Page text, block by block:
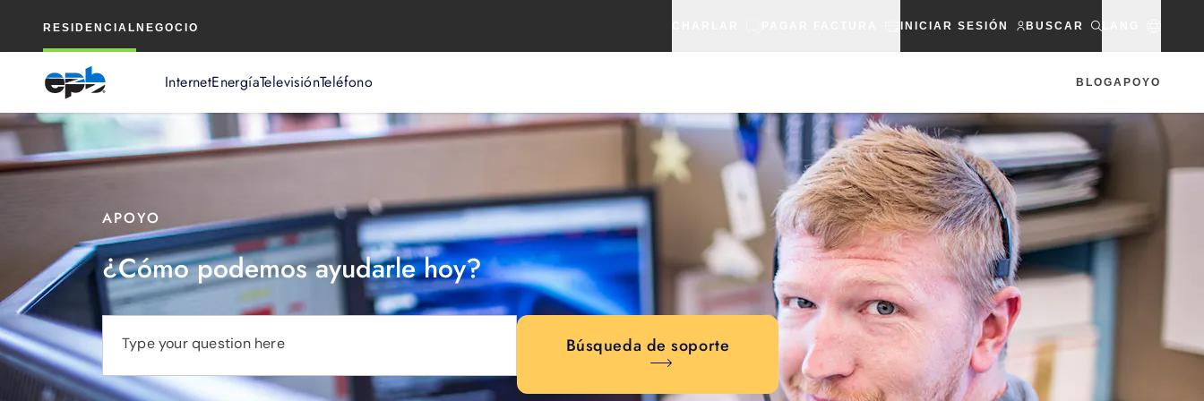
RESIDENCIAL NEGOCIO INICIAR SESIÓN BUSCAR
InternetEnergíaTelevisiónTeléfono BLOGAPOYO
principal
APOYO
¿Cómo podemos ayudarle hoy?
Type your question here Búsqueda de soporte